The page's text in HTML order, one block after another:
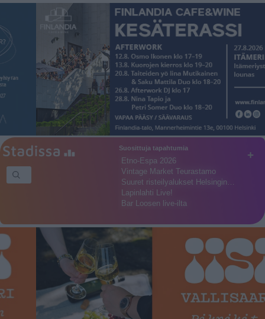
+
Suosittuja tapahtumia
Etno-Espa 2026
Vintage Market Teurastamo
Suuret risteilyalukset Helsingin…
Lapinlahti Live!
Bar Loosen live-ilta